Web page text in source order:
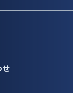
せ